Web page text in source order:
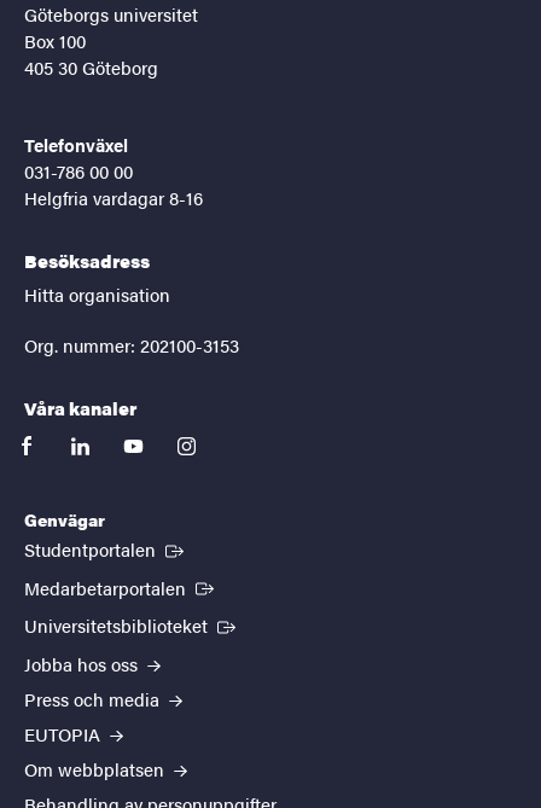
Göteborgs universitet
Box 100
405 30 Göteborg
Telefonväxel
031-786 00 00
Helgfria vardagar 8-16
Besöksadress
Hitta organisation
Org. nummer: 202100-3153
Våra kanaler
facebooklinkedinyoutubeinstagram
Genvägar
Studentportalen (Extern länk)
Medarbetarportalen (Extern länk)
Universitetsbiblioteket (Extern länk)
Jobba hos oss
Press och media
EUTOPIA
Om webbplatsen